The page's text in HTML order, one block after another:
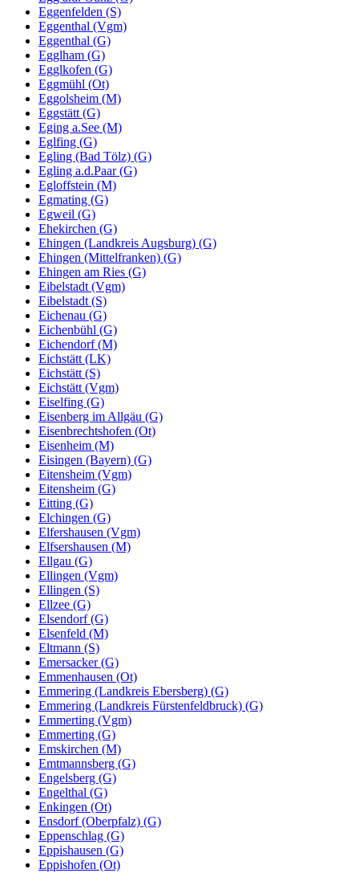
Eggenfelden (S)
Eggenthal (Vgm)
Eggenthal (G)
Egglham (G)
Egglkofen (G)
Eggmühl (Ot)
Eggolsheim (M)
Eggstätt (G)
Eging a.See (M)
Eglfing (G)
Egling (Bad Tölz) (G)
Egling a.d.Paar (G)
Egloffstein (M)
Egmating (G)
Egweil (G)
Ehekirchen (G)
Ehingen (Landkreis Augsburg) (G)
Ehingen (Mittelfranken) (G)
Ehingen am Ries (G)
Eibelstadt (Vgm)
Eibelstadt (S)
Eichenau (G)
Eichenbühl (G)
Eichendorf (M)
Eichstätt (LK)
Eichstätt (S)
Eichstätt (Vgm)
Eiselfing (G)
Eisenberg im Allgäu (G)
Eisenbrechtshofen (Ot)
Eisenheim (M)
Eisingen (Bayern) (G)
Eitensheim (Vgm)
Eitensheim (G)
Eitting (G)
Elchingen (G)
Elfershausen (Vgm)
Elfsershausen (M)
Ellgau (G)
Ellingen (Vgm)
Ellingen (S)
Ellzee (G)
Elsendorf (G)
Elsenfeld (M)
Eltmann (S)
Emersacker (G)
Emmenhausen (Ot)
Emmering (Landkreis Ebersberg) (G)
Emmering (Landkreis Fürstenfeldbruck) (G)
Emmerting (Vgm)
Emmerting (G)
Emskirchen (M)
Emtmannsberg (G)
Engelsberg (G)
Engelthal (G)
Enkingen (Ot)
Ensdorf (Oberpfalz) (G)
Eppenschlag (G)
Eppishausen (G)
Eppishofen (Ot)